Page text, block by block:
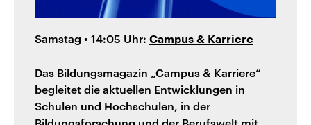
Samstag • 14:05 Uhr: Campus & Karriere
Das Bildungsmagazin „Campus & Karriere“
begleitet die aktuellen Entwicklungen in
Schulen und Hochschulen, in der